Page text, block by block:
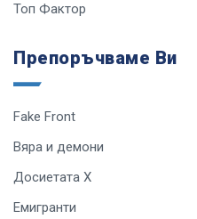
Топ Фактор
Препоръчваме Ви
Fake Front
Вяра и демони
Досиетата Х
Емигранти